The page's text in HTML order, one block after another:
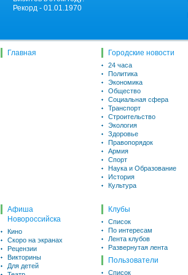
Рекорд - 01.01.1970
Главная Городские новости
24 часа
Политика
Экономика
Общество
Социальная сфера
Транспорт
Строительство
Экология
Здоровье
Правопорядок
Армия
Спорт
Наука и Образование
История
Культура
Афиша
Новороссийска
Кино
Скоро на экранах
Рецензии
Викторины
Для детей
Клубы
Список
По интересам
Лента клубов
Развернутая лента
Пользователи
Список